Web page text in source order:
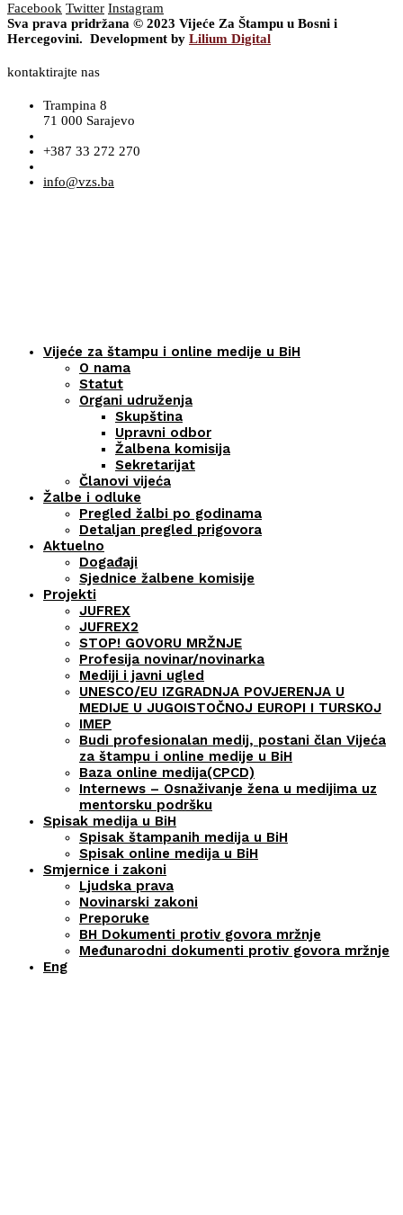
Facebook Twitter Instagram
Sva prava pridržana © 2023 Vijeće Za Štampu u Bosni i
Hercegovini. Development by Lilium Digital
kontaktirajte nas
Trampina 8
71 000 Sarajevo
+387 33 272 270
info@vzs.ba
Vijeće za štampu i online medije u BiH
O nama
Statut
Organi udruženja
Skupština
Upravni odbor
Žalbena komisija
Sekretarijat
Članovi vijeća
Žalbe i odluke
Pregled žalbi po godinama
Detaljan pregled prigovora
Aktuelno
Događaji
Sjednice žalbene komisije
Projekti
JUFREX
JUFREX2
STOP! GOVORU MRŽNJE
Profesija novinar/novinarka
Mediji i javni ugled
UNESCO/EU IZGRADNJA POVJERENJA U
MEDIJE U JUGOISTOČNOJ EUROPI I TURSKOJ
IMEP
Budi profesionalan medij, postani član Vijeća
za štampu i online medije u BiH
Baza online medija(CPCD)
Internews – Osnaživanje žena u medijima uz
mentorsku podršku
Spisak medija u BiH
Spisak štampanih medija u BiH
Spisak online medija u BiH
Smjernice i zakoni
Ljudska prava
Novinarski zakoni
Preporuke
BH Dokumenti protiv govora mržnje
Međunarodni dokumenti protiv govora mržnje
Eng